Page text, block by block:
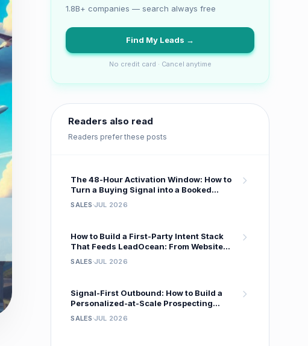
1.8B+ companies — search always free
Find My Leads →
No credit card · Cancel anytime
Readers also read
Readers prefer these posts
The 48-Hour Activation Window: How to
Turn a Buying Signal into a Booked
Sees It
SALES JUL 2026
How to Build a First-Party Intent Stack
That Feeds LeadOcean: From Website
Workflow
SALES JUL 2026
Signal-First Outbound: How to Build a
Personalized-at-Scale Prospecting
SALES JUL 2026